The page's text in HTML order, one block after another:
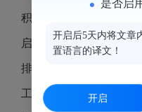
积积水场景。发现积水
启动应急响应，按流程
排、道路交通临时管控
工作人员火速抵达现
是否启
开启后5天内将文章
置语言的译文！
开启